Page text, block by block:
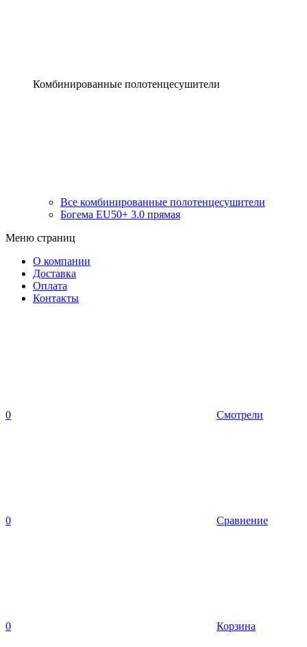
Комбинированные полотенцесушители
Все комбинированные полотенцесушители
Богема EU50+ 3.0 прямая
Меню страниц
О компании
Доставка
Оплата
Контакты
0 Смотрели
0 Сравнение
0 Корзина